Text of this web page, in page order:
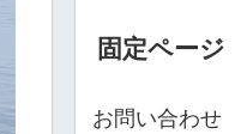
固定ページ
お問い合わせ